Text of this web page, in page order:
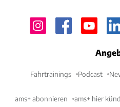
Fahrtrainings Podcast
ams+ abonnieren ams+ hier